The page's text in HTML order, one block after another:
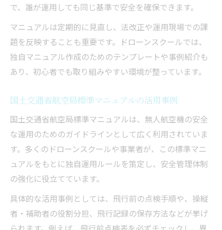
で、誰が運用しても同じ基準で安全を確保できます。
マニュアルは定期的に見直し、法改正や運用現場での課
題を反映することも重要です。ドローンスクールでは、
独自マニュアル作成のためのテンプレートや事例紹介も
あり、初心者でも取り組みやすい環境が整っています。
国土交通省航空局標準マニュアルの活用事例
国土交通省航空局標準マニュアルは、無人航空機の安全
な運用のためのガイドラインとして広く利用されていま
す。多くのドローンスクールや事業者が、この標準マニ
ュアルをもとに独自運用ルールを策定し、安全管理体制
の強化に役立てています。
具体的な活用事例としては、飛行前の点検手順や、操縦
者・補助者の役割分担、飛行記録の保存方法などが挙げ